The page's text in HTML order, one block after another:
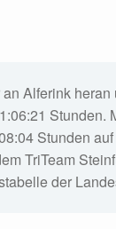
Alferink
Stunden
TriTeam
der